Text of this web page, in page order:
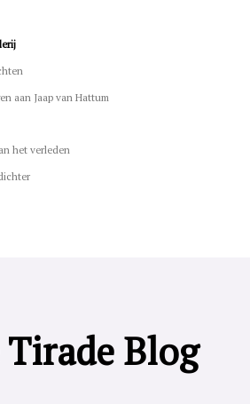
aan Jaap van Hattum
het verleden
Tirade Blog